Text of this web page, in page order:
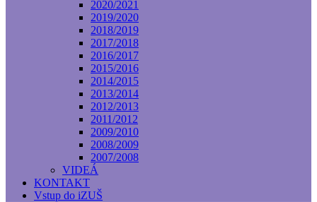
2020/2021
2019/2020
2018/2019
2017/2018
2016/2017
2015/2016
2014/2015
2013/2014
2012/2013
2011/2012
2009/2010
2008/2009
2007/2008
VIDEÁ
KONTAKT
Vstup do iZUŠ